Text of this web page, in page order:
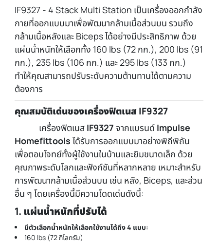
IF9327 - 4 Stack Multi Station เป็นเครื่องออกกำลัง
กายที่ออกแบบมาเพื่อพัฒนากล้ามเนื้อส่วนบน รวมถึง
กล้ามเนื้อหลังและ Biceps ได้อย่างมีประสิทธิภาพ ด้วย
แผ่นน้ำหนักให้เลือกทั้ง 160 lbs (72 กก.), 200 lbs (91
กก.), 235 lbs (106 กก.) และ 295 lbs (133 กก.)
ทำให้คุณสามารถปรับระดับความต้านทานได้ตามความ
ต้องการ
คุณสมบัติเด่นของเครื่องฟิตเนส IF9327
เครื่องฟิตเนส IF9327 จากแบรนด์ Impulse
Homefittools ได้รับการออกแบบมาอย่างพิถีพิถัน
เพื่อตอบโจทย์ทั้งผู้ใช้งานในบ้านและยิมขนาดเล็ก ด้วย
คุณภาพระดับโลกและฟังก์ชันที่หลากหลาย เหมาะสำหรับ
การพัฒนากล้ามเนื้อส่วนบน เช่น หลัง, Biceps, และส่วน
อื่น ๆ โดยเครื่องนี้มีความโดดเด่นดังนี้:
1. แผ่นน้ำหนักที่ปรับได้
มีตัวเลือกน้ำหนักให้เลือกใช้งานได้ถึง 4 แบบ:
160 lbs (72 กิโลกรัม)